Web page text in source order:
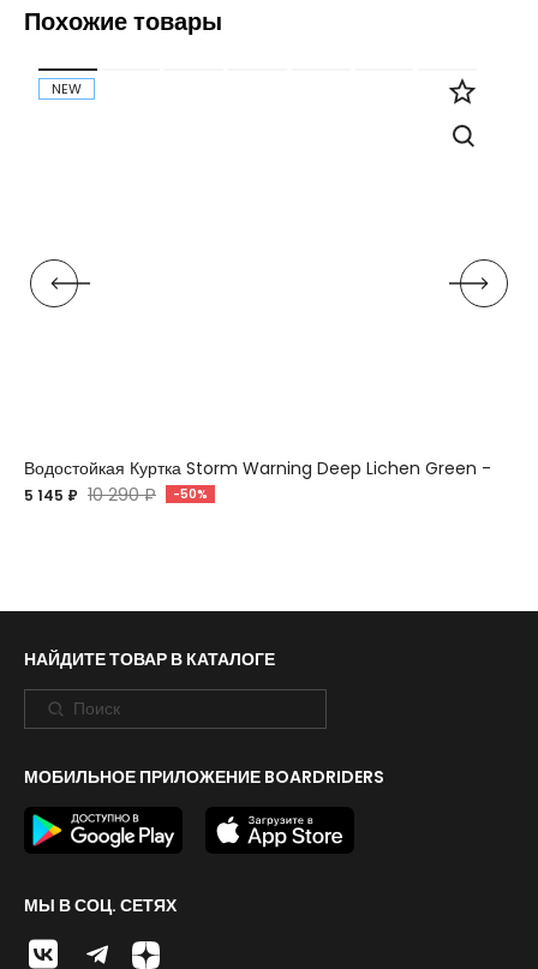
Похожие товары
NEW
Водостойкая Куртка Storm Warning Deep Lichen Green -
5 145 ₽ 10 290 ₽ -50%
НАЙДИТЕ ТОВАР В КАТАЛОГЕ
МОБИЛЬНОЕ ПРИЛОЖЕНИЕ BOARDRIDERS
МЫ В СОЦ. СЕТЯХ